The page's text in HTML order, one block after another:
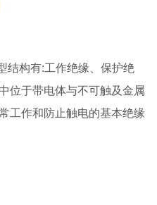
结构有:工作绝缘、保护绝
位于带电体与不可触及金属
工作和防止触电的基本绝缘